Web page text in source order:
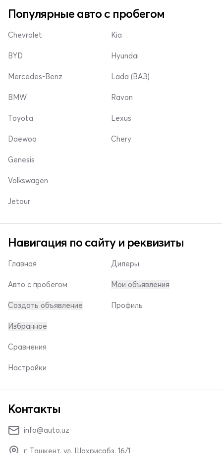
Популярные авто с пробегом
Chevrolet
BYD
Mercedes-Benz
Kia
Hyundai
Lada (ВАЗ)
BMW
Toyota
Daewoo
Ravon
Lexus
Chery
Genesis
Volkswagen
Jetour
Навигация по сайту и реквизиты
Главная
Авто с пробегом
Создать объявление
Дилеры
Мои объявления
Профиль
Избранное
Сравнения
Настройки
Контакты
info@auto.uz
г. Ташкент, ул. Шахрисабз, 16/1